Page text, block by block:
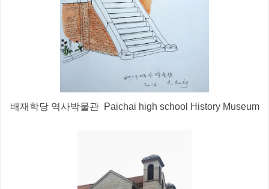
배재학당 역사박물관 Paichai high school History Museum